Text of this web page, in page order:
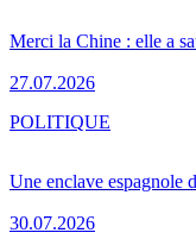
Merci la Chine : elle a
27.07.2026
Une enclave espagnole
30.07.2026
POLITIQUE